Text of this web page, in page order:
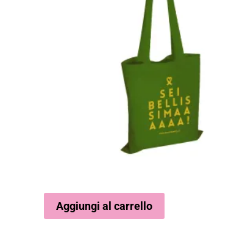
Aggiungi al carrello